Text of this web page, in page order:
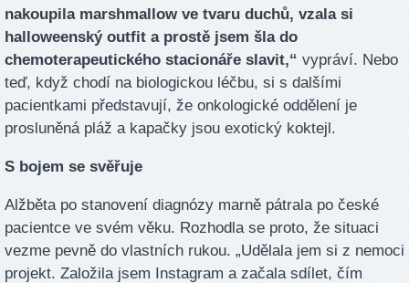
nakoupila marshmallow ve tvaru duchů, vzala si
halloweenský outfit a prostě jsem šla do
chemoterapeutického stacionáře slavit,“ vypráví. Nebo
teď, když chodí na biologickou léčbu, si s dalšími
pacientkami představují, že onkologické oddělení je
prosluněná pláž a kapačky jsou exotický koktejl.
S bojem se svěřuje
Alžběta po stanovení diagnózy marně pátrala po české
pacientce ve svém věku. Rozhodla se proto, že situaci
vezme pevně do vlastních rukou. „Udělala jem si z nemoci
projekt. Založila jsem Instagram a začala sdílet, čím